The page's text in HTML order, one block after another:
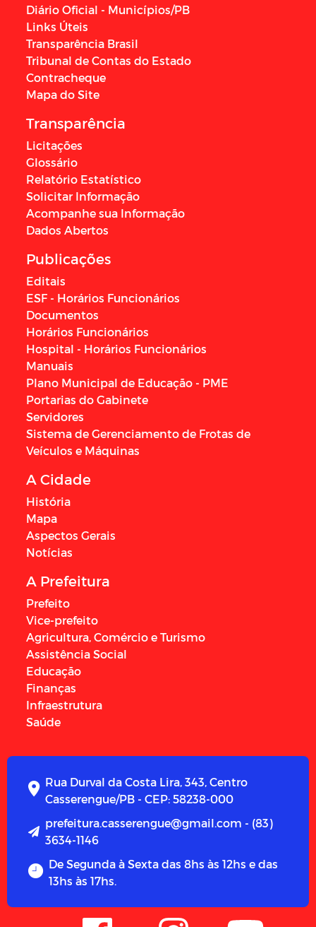
Diário Oficial - Municípios/PB
Links Úteis
Transparência Brasil
Tribunal de Contas do Estado
Contracheque
Mapa do Site
Transparência
Licitações
Glossário
Relatório Estatístico
Solicitar Informação
Acompanhe sua Informação
Dados Abertos
Publicações
Editais
ESF - Horários Funcionários
Documentos
Horários Funcionários
Hospital - Horários Funcionários
Manuais
Plano Municipal de Educação - PME
Portarias do Gabinete
Servidores
Sistema de Gerenciamento de Frotas de
Veículos e Máquinas
A Cidade
História
Mapa
Aspectos Gerais
Notícias
A Prefeitura
Prefeito
Vice-prefeito
Agricultura, Comércio e Turismo
Assistência Social
Educação
Finanças
Infraestrutura
Saúde
Rua Durval da Costa Lira, 343, Centro
Casserengue/PB - CEP: 58238-000
prefeitura.casserengue@gmail.com - (83)
3634-1146
De Segunda à Sexta das 8hs às 12hs e das
13hs às 17hs.